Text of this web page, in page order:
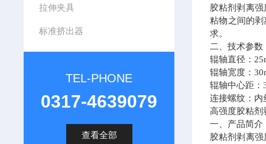
拉伸夹具
标准挤出器
TEL-PHONE
0317-4639079
查看全部
胶粘剂剥离
粘物之间的
求。
二、技术参数
辊轴直径：
辊轴宽度：
辊轴中心距：
连接螺纹：内
高强度胶粘剂
一、产品简介
胶粘剂剥离